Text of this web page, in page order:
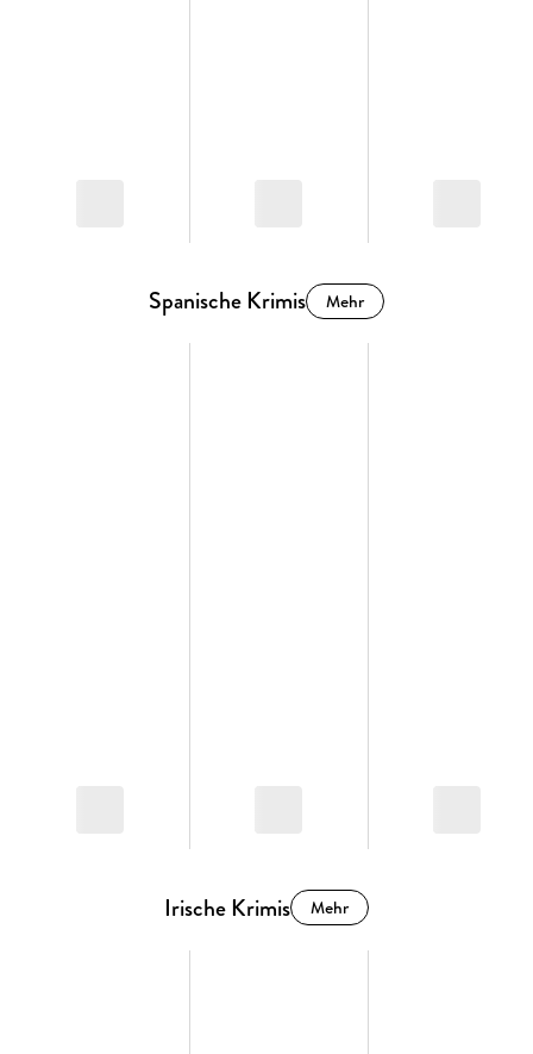
Spanische Krimis Mehr
Irische Krimis Mehr